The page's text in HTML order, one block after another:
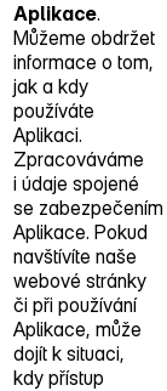
Aplikace.
Můžeme obdržet
informace o tom,
jak a kdy
používáte
Aplikaci.
Zpracováváme
i údaje spojené
se zabezpečením
Aplikace. Pokud
navštívíte naše
webové stránky
či při používání
Aplikace, může
dojít k situaci,
kdy přístup